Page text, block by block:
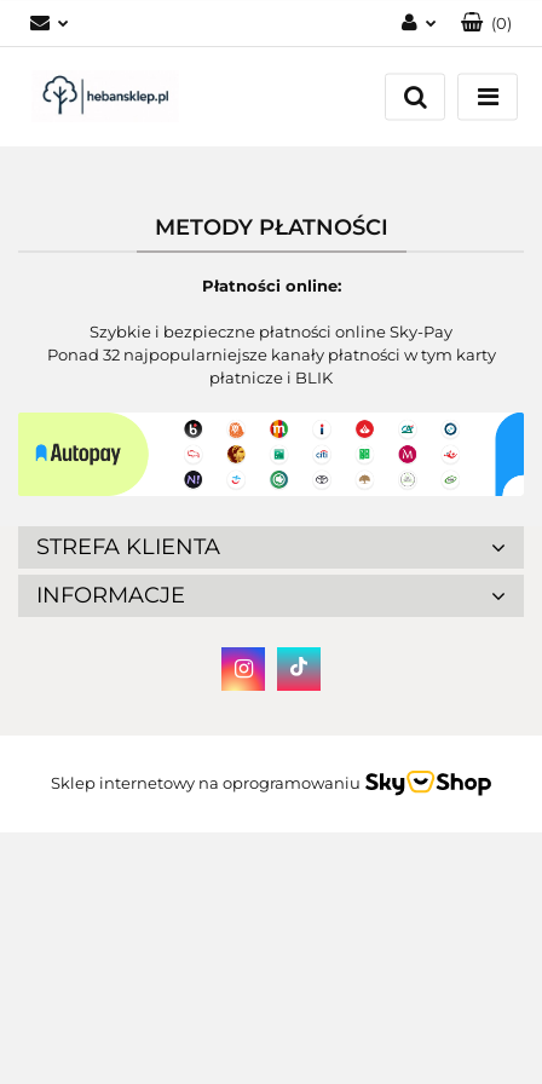
Zaloguj się
Załóż konto
(0)
METODY PŁATNOŚCI
Płatności online:
Szybkie i bezpieczne płatności online Sky-Pay
Ponad 32 najpopularniejsze kanały płatności w tym karty
płatnicze i BLIK
STREFA KLIENTA
INFORMACJE
Sklep internetowy na oprogramowaniu